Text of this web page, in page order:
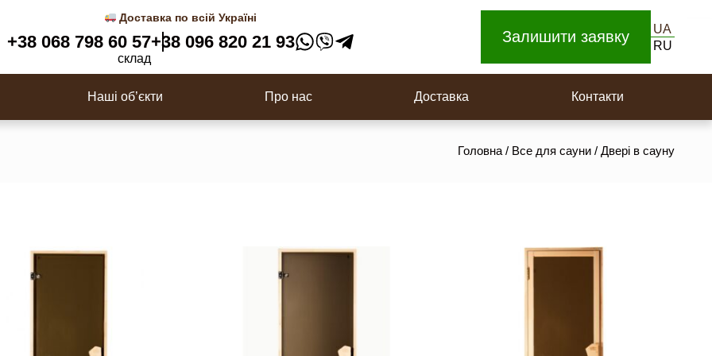
Доставка по всій Україні
+38 068 798 60 57
склад
+38 096 820 21 93 Залишити заявку
UA
RU
Наші об’єкти Про нас Доставка Контакти
Головна / Все для сауни / Двері в сауну